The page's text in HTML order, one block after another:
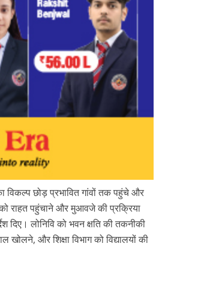
विकल्प छोड़ प्रभावित गांवों तक पहुंचे और
को राहत पहुंचाने और मुआवजे की प्रक्रिया
दिए। लोनिवि को भवन क्षति की तकनीकी
खोलने, और शिक्षा विभाग को विद्यालयों की